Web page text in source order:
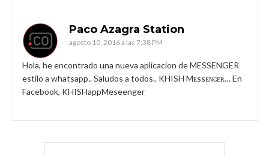
Paco Azagra Station
agosto 10, 2016 a las 7:38 PM
Hola, he encontrado una nueva aplicacion de MESSENGER
estilo a whatsapp.. Saludos a todos.. KHISH Mᴇssᴇɴɢᴇʀ… En
Facebook, KHISHappMeseenger